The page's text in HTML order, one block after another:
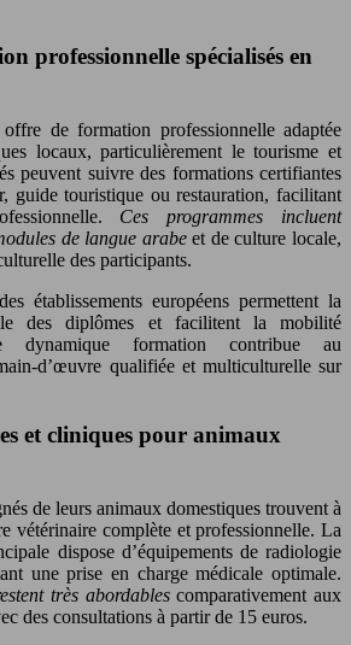
professionnelle spécialisés en
de formation professionnelle adaptée
locaux, particulièrement le tourisme et
peuvent suivre des formations certifiantes
guide touristique ou restauration, facilitant
Ces programmes incluent
de langue arabeet de culture locale,
des participants.
établissements européens permettent la
des diplômes et facilitent la mobilité
dynamique formation contribue au
d’œuvre qualifiée et multiculturelle sur
et cliniques pour animaux
de leurs animaux domestiques trouvent à
vétérinaire complète et professionnelle. La
dispose d’équipements de radiologie
une prise en charge médicale optimale.
très abordablescomparativement aux
des consultations à partir de 15 euros.